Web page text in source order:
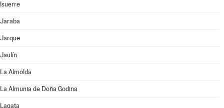
Isuerre
Jaraba
Jarque
Jaulín
La Almolda
La Almunia de Doña Godina
Lagata